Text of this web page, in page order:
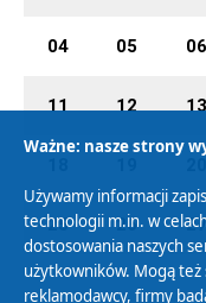
04 05 06
11 12 13
25 26 27
Ważne: nasze strony
Używamy informacji
technologii m.in. w
dostosowania naszych
użytkowników. Mogą też
reklamodawcy, firmy